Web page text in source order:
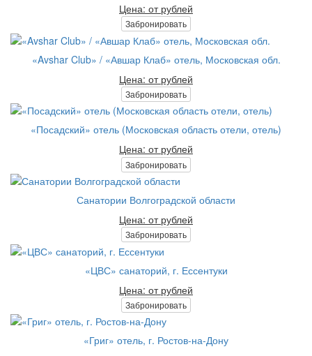
Цена: от рублей
Забронировать
«Avshar Club» / «Авшар Клаб» отель, Московская обл.
Цена: от рублей
Забронировать
«Посадский» отель (Московская область отели, отель)
Цена: от рублей
Забронировать
Санатории Волгоградской области
Цена: от рублей
Забронировать
«ЦВС» санаторий, г. Ессентуки
Цена: от рублей
Забронировать
«Григ» отель, г. Ростов-на-Дону